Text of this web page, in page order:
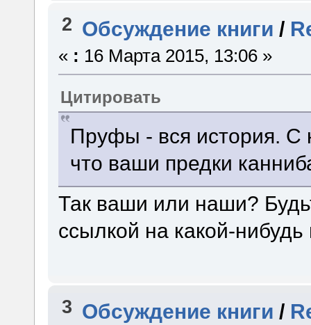
2 Обсуждение книги /
« : 16 Марта 2015, 13:06 »
Цитировать
Пруфы - вся история.
что ваши предки
Так ваши или наши?
ссылкой на какой-
3 Обсуждение книги /